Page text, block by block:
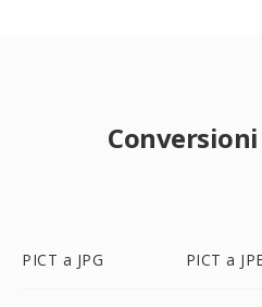
PICT a JPG PICT a